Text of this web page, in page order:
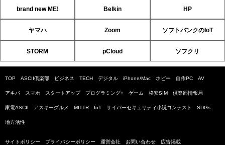
brand new ME! Belkin HP
ヤマハ Zoom ソフトバンクのIoT
STORM pCloud ソフクリ
TOP ASCII倶楽部 ビジネス TECH デジタル iPhone/Mac ホビー 自作PC AV
アキバ スマホ スタートアップ プログラミング+ ゲーム 格安SIM 倶楽部情報局
家電ASCII アスキーグルメ MITTR IoT サイバーセキュリティ小説コンテスト SDGs
地方活性
サイトポリシー プライバシーポリシー 運営会社 お問い合わせ 広告掲載